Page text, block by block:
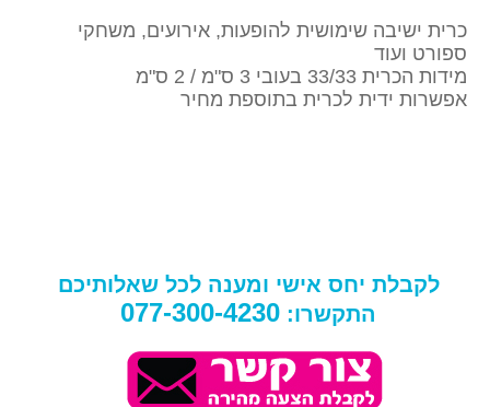
כרית ישיבה שימושית להופעות, אירועים, משחקי
ספורט ועוד
מידות הכרית 33/33 בעובי 3 ס"מ / 2 ס"מ
אפשרות ידית לכרית בתוספת מחיר
לקבלת יחס אישי ומענה לכל שאלותיכם
התקשרו: 077-300-4230